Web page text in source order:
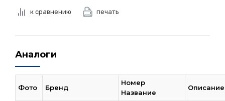
к сравнению печать
Аналоги
Фото Бренд
Номер
Название
Описание